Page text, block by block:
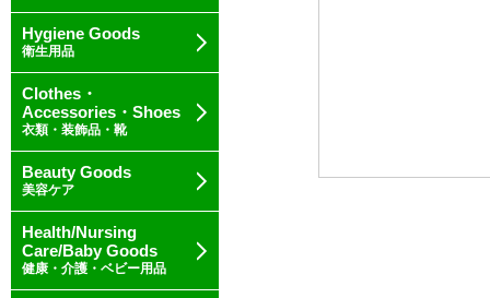
Hygiene Goods
衛生用品
Clothes・
Accessories・Shoes
衣類・装飾品・靴
Beauty Goods
美容ケア
Health/Nursing
Care/Baby Goods
健康・介護・ベビー用品